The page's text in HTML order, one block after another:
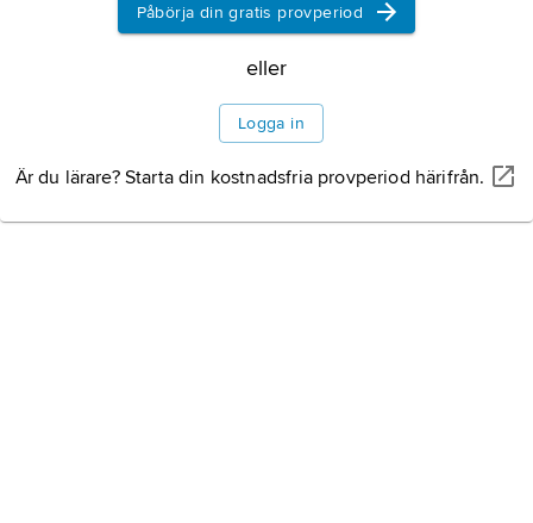
Påbörja din gratis provperiod
eller
Logga in
Är du lärare? Starta din kostnadsfria provperiod härifrån.